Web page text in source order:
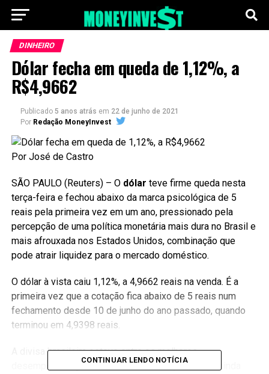
DINHEIRO
Dólar fecha em queda de 1,12%, a
R$4,9662
Publicado 5 anos atrás em 22 de junho de 2021
Por Redação MoneyInvest
Por José de Castro
SÃO PAULO (Reuters) – O dólar teve firme queda nesta
terça-feira e fechou abaixo da marca psicológica de 5
reais pela primeira vez em um ano, pressionado pela
percepção de uma política monetária mais dura no Brasil e
mais afrouxada nos Estados Unidos, combinação que
pode atrair liquidez para o mercado doméstico.
O dólar à vista caiu 1,12%, a 4,9662 reais na venda. É a
primeira vez que a cotação fica abaixo de 5 reais num
fechamento desde 10 de junho do ano passado, quando
terminou em 4,9398 reais.
A divisa brasileira esteve entre os melhores
desempenhos globais nesta sessão, que contou ainda
CONTINUAR LENDO NOTÍCIA